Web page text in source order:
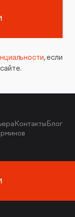
, если
КонтактыБлог